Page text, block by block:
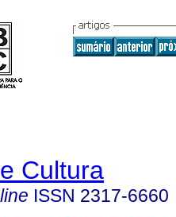
Cultura
ISSN 2317-6660